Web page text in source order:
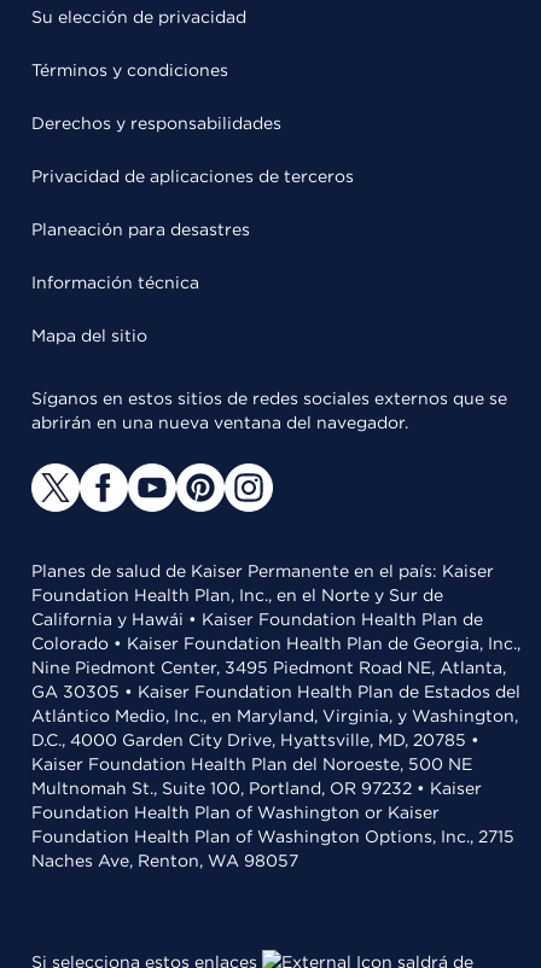
Su elección de privacidad
Términos y condiciones
Derechos y responsabilidades
Privacidad de aplicaciones de terceros
Planeación para desastres
Información técnica
Mapa del sitio
Síganos en estos sitios de redes sociales externos que se
abrirán en una nueva ventana del navegador.
Planes de salud de Kaiser Permanente en el país: Kaiser
Foundation Health Plan, Inc., en el Norte y Sur de
California y Hawái • Kaiser Foundation Health Plan de
Colorado • Kaiser Foundation Health Plan de Georgia, Inc.,
Nine Piedmont Center, 3495 Piedmont Road NE, Atlanta,
GA 30305 • Kaiser Foundation Health Plan de Estados del
Atlántico Medio, Inc., en Maryland, Virginia, y Washington,
D.C., 4000 Garden City Drive, Hyattsville, MD, 20785 •
Kaiser Foundation Health Plan del Noroeste, 500 NE
Multnomah St., Suite 100, Portland, OR 97232 • Kaiser
Foundation Health Plan of Washington or Kaiser
Foundation Health Plan of Washington Options, Inc., 2715
Naches Ave, Renton, WA 98057
Si selecciona estos enlaces saldrá de